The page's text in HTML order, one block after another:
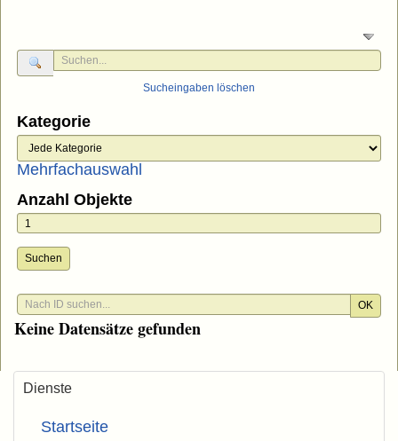
Sucheingaben löschen
Kategorie
Mehrfachauswahl
Anzahl Objekte
Suchen
OK
Keine Datensätze gefunden
Dienste
Startseite